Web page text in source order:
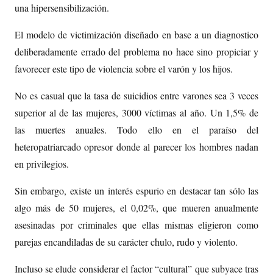
una hipersensibilización.
El modelo de victimización diseñado en base a un diagnostico
deliberadamente errado del problema no hace sino propiciar y
favorecer este tipo de violencia sobre el varón y los hijos.
No es casual que la tasa de suicidios entre varones sea 3 veces
superior al de las mujeres, 3000 víctimas al año. Un 1,5% de
las muertes anuales. Todo ello en el paraíso del
heteropatriarcado opresor donde al parecer los hombres nadan
en privilegios.
Sin embargo, existe un interés espurio en destacar tan sólo las
algo más de 50 mujeres, el 0,02%, que mueren anualmente
asesinadas por criminales que ellas mismas eligieron como
parejas encandiladas de su carácter chulo, rudo y violento.
Incluso se elude considerar el factor “cultural” que subyace tras